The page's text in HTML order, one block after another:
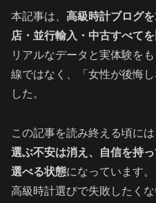
本記事は、 高級時計ブログ
店・並行輸入・中古すべて
リアルなデータと実体験を
線ではなく、「女性が後悔
した。
この記事を読み終える頃には
選ぶ不安は消え、自信を持
選べる状態になっています。
高級時計選びで失敗したく